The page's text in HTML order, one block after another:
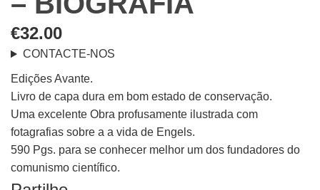
€32.00
CONTACTE-NOS
Edições Avante.
Livro de capa dura em bom estado de conservação.
Uma excelente Obra profusamente ilustrada com
fotagrafias sobre a a vida de Engels.
590 Pgs. para se conhecer melhor um dos fundadores do
comunismo científico.